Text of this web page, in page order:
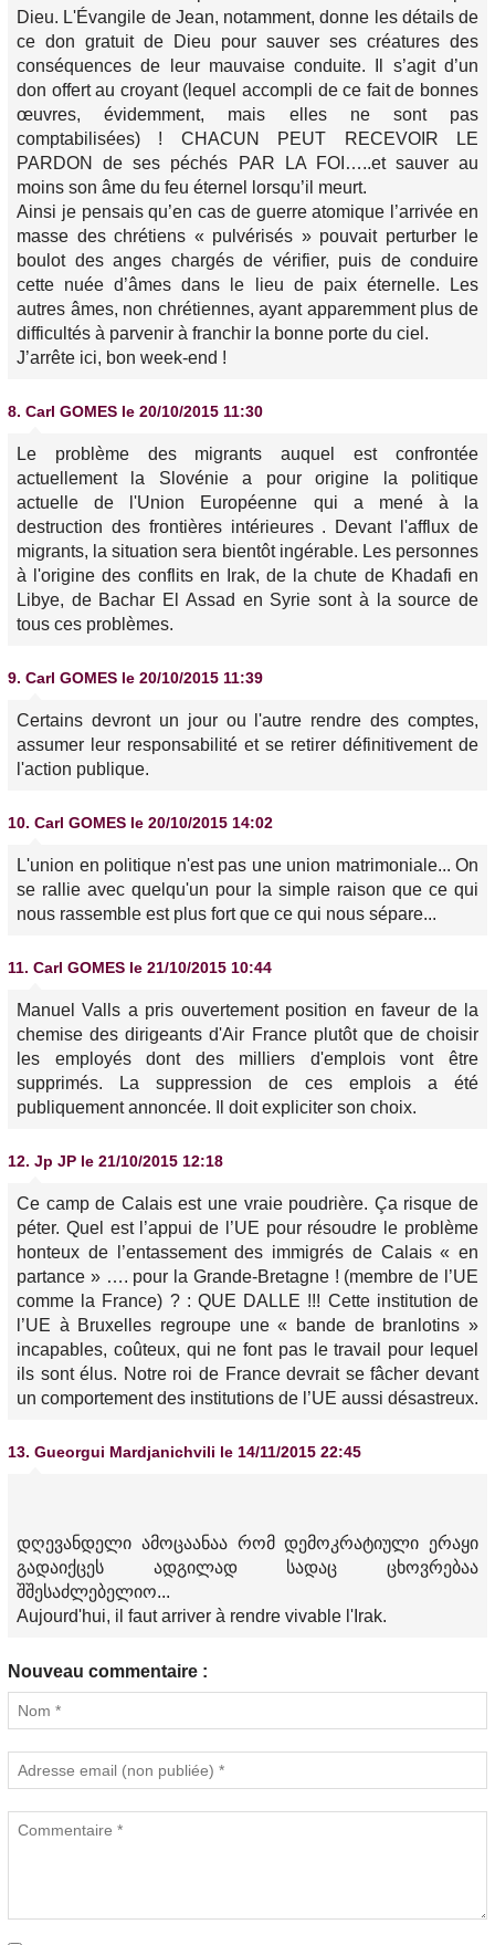
Dieu. L'Évangile de Jean, notamment, donne les détails de
ce don gratuit de Dieu pour sauver ses créatures des
conséquences de leur mauvaise conduite. Il s’agit d’un
don offert au croyant (lequel accompli de ce fait de bonnes
œuvres, évidemment, mais elles ne sont pas
comptabilisées) ! CHACUN PEUT RECEVOIR LE
PARDON de ses péchés PAR LA FOI…..et sauver au
moins son âme du feu éternel lorsqu’il meurt.
Ainsi je pensais qu’en cas de guerre atomique l’arrivée en
masse des chrétiens « pulvérisés » pouvait perturber le
boulot des anges chargés de vérifier, puis de conduire
cette nuée d’âmes dans le lieu de paix éternelle. Les
autres âmes, non chrétiennes, ayant apparemment plus de
difficultés à parvenir à franchir la bonne porte du ciel.
J’arrête ici, bon week-end !
8. Carl GOMES le 20/10/2015 11:30
Le problème des migrants auquel est confrontée
actuellement la Slovénie a pour origine la politique
actuelle de l'Union Européenne qui a mené à la
destruction des frontières intérieures . Devant l'afflux de
migrants, la situation sera bientôt ingérable. Les personnes
à l'origine des conflits en Irak, de la chute de Khadafi en
Libye, de Bachar El Assad en Syrie sont à la source de
tous ces problèmes.
9. Carl GOMES le 20/10/2015 11:39
Certains devront un jour ou l'autre rendre des comptes,
assumer leur responsabilité et se retirer définitivement de
l'action publique.
10. Carl GOMES le 20/10/2015 14:02
L'union en politique n'est pas une union matrimoniale... On
se rallie avec quelqu'un pour la simple raison que ce qui
nous rassemble est plus fort que ce qui nous sépare...
11. Carl GOMES le 21/10/2015 10:44
Manuel Valls a pris ouvertement position en faveur de la
chemise des dirigeants d'Air France plutôt que de choisir
les employés dont des milliers d'emplois vont être
supprimés. La suppression de ces emplois a été
publiquement annoncée. Il doit expliciter son choix.
12. Jp JP le 21/10/2015 12:18
Ce camp de Calais est une vraie poudrière. Ça risque de
péter. Quel est l’appui de l’UE pour résoudre le problème
honteux de l’entassement des immigrés de Calais « en
partance » …. pour la Grande-Bretagne ! (membre de l’UE
comme la France) ? : QUE DALLE !!! Cette institution de
l’UE à Bruxelles regroupe une « bande de branlotins »
incapables, coûteux, qui ne font pas le travail pour lequel
ils sont élus. Notre roi de France devrait se fâcher devant
un comportement des institutions de l’UE aussi désastreux.
13. Gueorgui Mardjanichvili le 14/11/2015 22:45
დღევანდელი ამოცაანაა რომ დემოკრატიული ერაყი
გადაიქცეს ადგილად სადაც ცხოვრებაა
შშესაძლებელიო...
Aujourd'hui, il faut arriver à rendre vivable l'Irak.
Nouveau commentaire :